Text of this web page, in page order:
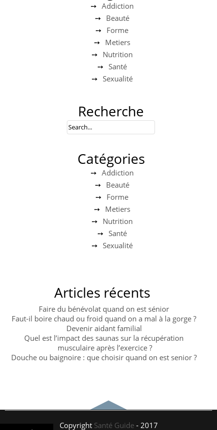
Addiction
Beauté
Forme
Metiers
Nutrition
Santé
Sexualité
Recherche
Catégories
Addiction
Beauté
Forme
Metiers
Nutrition
Santé
Sexualité
Articles récents
Faire du bénévolat quand on est sénior
Faut-il boire chaud ou froid quand on a mal à la gorge ?
Devenir aidant familial
Quel est l’impact des saunas sur la récupération
musculaire après l’exercice ?
Douche ou baignoire : que choisir quand on est senior ?
Copyright Santé Guide- 2017